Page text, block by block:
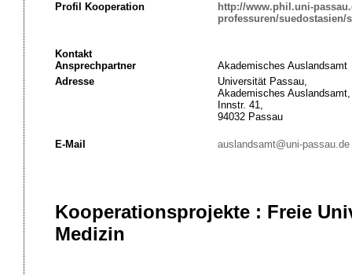
Profil Kooperation
http://www.phil.uni-
professuren/suedostasien/
Kontakt
Ansprechpartner
Akademisches Auslandsamt
Adresse
Universität Passau,
Akademisches Auslandsamt,
Innstr. 41,
94032 Passau
E-Mail auslandsamt@uni-passau.de
Kooperationsprojekte : Freie
Medizin